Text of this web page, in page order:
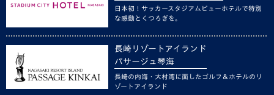
日本初！サッカースタジアムビューホテルで特別
な感動とくつろぎを。
長崎リゾートアイランド
パサージュ琴海
長崎の内海・大村湾に面したゴルフ＆ホテルのリ
ゾートアイランド